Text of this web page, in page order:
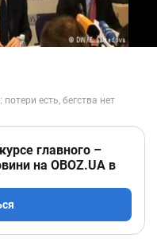
главного –
на OBOZ.UA в